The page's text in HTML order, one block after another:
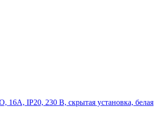
16А, IР20, 230 В, скрытая установка, белая